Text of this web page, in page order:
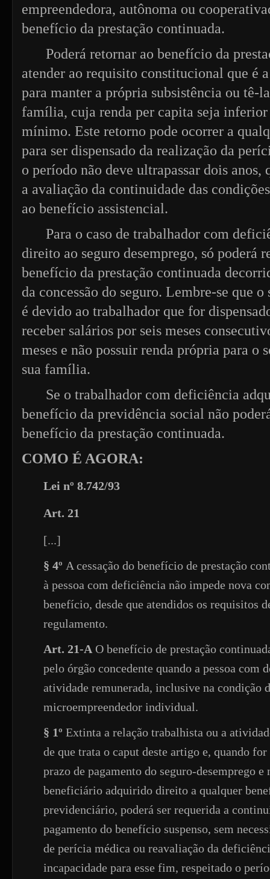
empreendedora, autônoma ou
benefício da prestação continuada.
Poderá retornar ao benefício da
atender ao requisito constitucional que é
para manter a própria subsistência ou tê-
família, cuja renda per capita seja
mínimo. Este retorno pode ocorrer a
para ser dispensado da realização da
o período não deve ultrapassar dois anos,
a avaliação da continuidade das
ao benefício assistencial.
Para o caso de trabalhador com
direito ao seguro desemprego, só poderá
benefício da prestação continuada
da concessão do seguro. Lembre-se que o
é devido ao trabalhador que for
receber salários por seis meses
meses e não possuir renda própria para o
sua família.
Se o trabalhador com deficiência
benefício da previdência social não
benefício da prestação continuada.
COMO É AGORA:
Lei nº 8.742/93
Art. 21
[...]
§ 4º A cessação do benefício de prestação
à pessoa com deficiência não impede nova
benefício, desde que atendidos os requisitos
regulamento.
Art. 21-A O benefício de prestação
pelo órgão concedente quando a pessoa com
atividade remunerada, inclusive na condição
microempreendedor individual.
§ 1º Extinta a relação trabalhista ou a
de que trata o caput deste artigo e, quando
prazo de pagamento do seguro-desemprego e
beneficiário adquirido direito a qualquer
previdenciário, poderá ser requerida a
pagamento do benefício suspenso, sem
de perícia médica ou reavaliação da
incapacidade para esse fim, respeitado o